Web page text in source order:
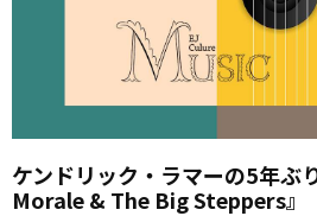
ケンドリック・ラマーの5年ぶ
Morale & The Big Steppers』